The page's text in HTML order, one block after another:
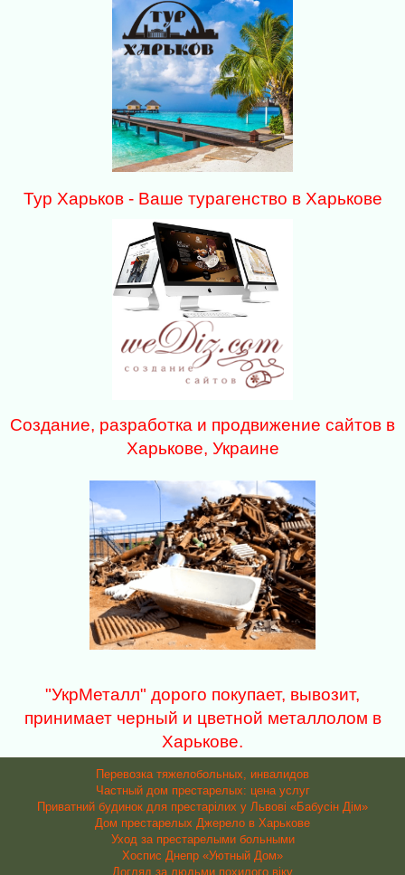
Тур Харьков - Ваше турагенство в Харькове
Создание, разработка и продвижение сайтов в
Харькове, Украине
"УкрМеталл" дорого покупает, вывозит,
принимает черный и цветной металлолом в
Харькове.
Перевозка тяжелобольных, инвалидов
Частный дом престарелых: цена услуг
Приватний будинок для престарілих у Львові «Бабусін Дім»
Дом престарелых Джерело в Харькове
Уход за престарелыми больными
Хоспис Днепр «Уютный Дом»
Догляд за людьми похилого віку